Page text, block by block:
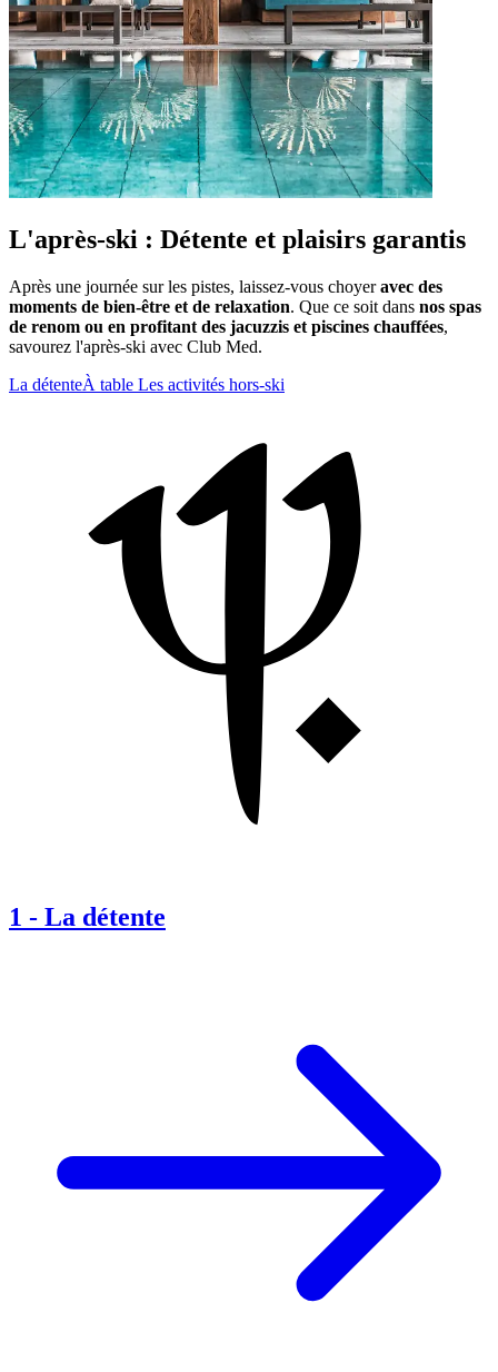
L'après-ski : Détente et plaisirs garantis
Après une journée sur les pistes, laissez-vous choyeravec des
moments de bien-être et de relaxation. Que ce soit dans nos spas
de renom ou en profitant des jacuzzis et piscines chauffées,
savourez l'après-ski avec Club Med.
La détenteÀ table Les activités hors-ski
1 - La détente